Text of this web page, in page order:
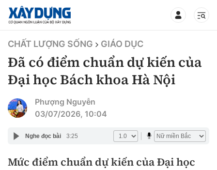
TIN BỘ XÂY DỰNG
CHUYÊN MỤC
Thời sự
CHẤT LƯỢNG SỐNG GIÁO DỤC
Đã có điểm chuẩn dự kiến của
Đại học Bách khoa Hà Nội
Phượng Nguyễn
03/07/2026, 10:04
Nghe đọc bài 3:25
Mức điểm chuẩn dự kiến của Đại học